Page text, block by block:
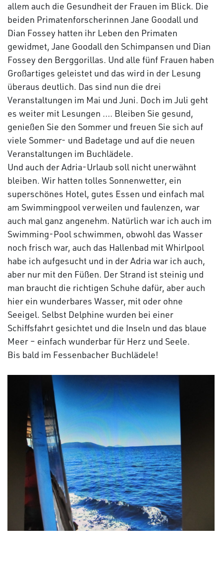
allem auch die Gesundheit der Frauen im Blick. Die
beiden Primatenforscherinnen Jane Goodall und
Dian Fossey hatten ihr Leben den Primaten
gewidmet, Jane Goodall den Schimpansen und Dian
Fossey den Berggorillas. Und alle fünf Frauen haben
Großartiges geleistet und das wird in der Lesung
überaus deutlich. Das sind nun die drei
Veranstaltungen im Mai und Juni. Doch im Juli geht
es weiter mit Lesungen …. Bleiben Sie gesund,
genießen Sie den Sommer und freuen Sie sich auf
viele Sommer- und Badetage und auf die neuen
Veranstaltungen im Buchlädele.
Und auch der Adria-Urlaub soll nicht unerwähnt
bleiben. Wir hatten tolles Sonnenwetter, ein
superschönes Hotel, gutes Essen und einfach mal
am Swimmingpool verweilen und faulenzen, war
auch mal ganz angenehm. Natürlich war ich auch im
Swimming-Pool schwimmen, obwohl das Wasser
noch frisch war, auch das Hallenbad mit Whirlpool
habe ich aufgesucht und in der Adria war ich auch,
aber nur mit den Füßen. Der Strand ist steinig und
man braucht die richtigen Schuhe dafür, aber auch
hier ein wunderbares Wasser, mit oder ohne
Seeigel. Selbst Delphine wurden bei einer
Schiffsfahrt gesichtet und die Inseln und das blaue
Meer – einfach wunderbar für Herz und Seele.
Bis bald im Fessenbacher Buchlädele!